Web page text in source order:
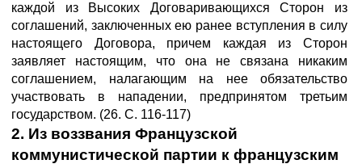
каждой из Высоких Договаривающихся Сторон из
соглашений, заключенных ею ранее вступления в силу
настоящего Договора, причем каждая из Сторон
заявляет настоящим, что она не связана никаким
соглашением, налагающим на нее обязательство
участвовать в нападении, предпринятом третьим
государством. (26. С. 116-117)
2. Из воззвания Французской
коммунистической партии к французским